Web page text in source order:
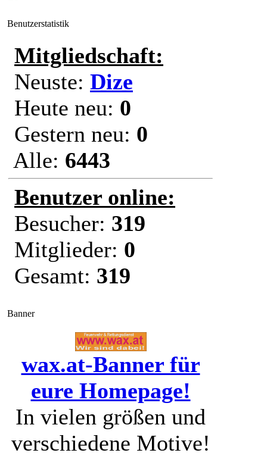
Benutzerstatistik
Mitgliedschaft:
Neuste: Dize
Heute neu: 0
Gestern neu: 0
Alle: 6443
Benutzer online:
Besucher: 319
Mitglieder: 0
Gesamt: 319
Banner
wax.at-Banner für
eure Homepage!
In vielen größen und
verschiedene Motive!